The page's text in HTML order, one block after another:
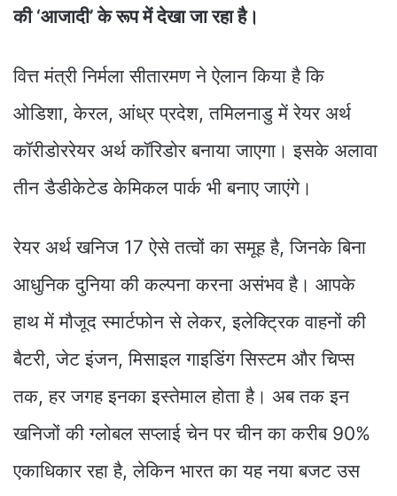
की ‘आजादी’ के रूप में देखा जा रहा है।
वित्त मंत्री निर्मला सीतारमण ने ऐलान किया है कि
ओडिशा, केरल, आंध्र प्रदेश, तमिलनाडु में रेयर अर्थ
कॉरीडोररेयर अर्थ कॉरिडोर बनाया जाएगा। इसके अलावा
तीन डैडीकेटेड केमिकल पार्क भी बनाए जाएंगे।
रेयर अर्थ खनिज 17 ऐसे तत्वों का समूह है, जिनके बिना
आधुनिक दुनिया की कल्पना करना असंभव है। आपके
हाथ में मौजूद स्मार्टफोन से लेकर, इलेक्ट्रिक वाहनों की
बैटरी, जेट इंजन, मिसाइल गाइडिंग सिस्टम और चिप्स
तक, हर जगह इनका इस्तेमाल होता है। अब तक इन
खनिजों की ग्लोबल सप्लाई चेन पर चीन का करीब 90%
एकाधिकार रहा है, लेकिन भारत का यह नया बजट उस